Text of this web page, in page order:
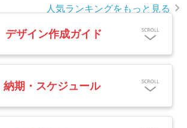
人気ランキングをもっと見る
デザイン作成ガイド
納期・スケジュール